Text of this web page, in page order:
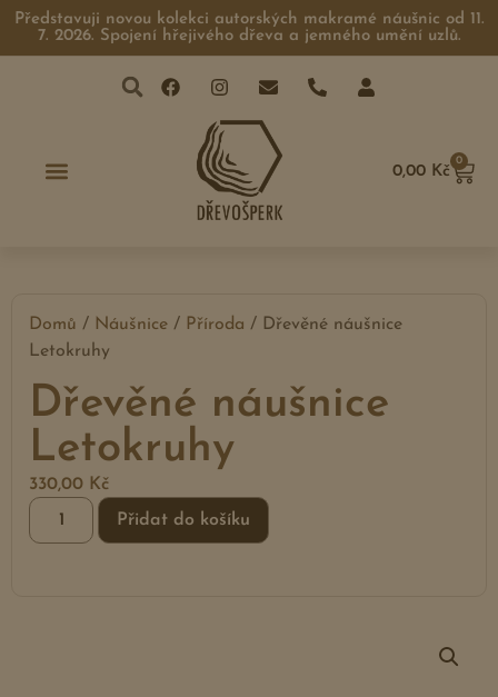
Představuji novou kolekci autorských makramé náušnic od 11.
7. 2026. Spojení hřejivého dřeva a jemného umění uzlů.
0,00 Kč
0
Domů / Náušnice / Příroda / Dřevěné náušnice
Letokruhy
Dřevěné náušnice
Letokruhy
330,00 Kč
Přidat do košíku